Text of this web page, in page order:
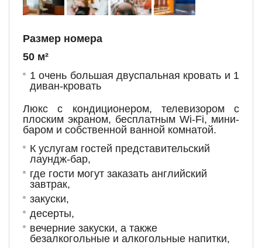
Размер номера
50 м²
1 очень большая двуспальная кровать и 1
диван-кровать
Люкс с кондиционером, телевизором с
плоским экраном, бесплатным Wi-Fi, мини-
баром и собственной ванной комнатой.
К услугам гостей представительский
лаундж-бар,
где гости могут заказать английский
завтрак,
закуски,
десерты,
вечерние закуски, а также
безалкогольные и алкогольные напитки,